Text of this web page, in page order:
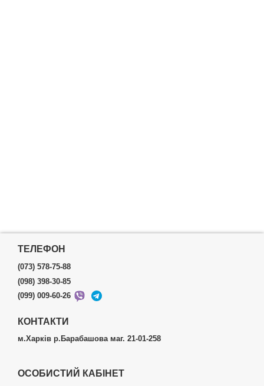
ТЕЛЕФОН
(073) 578-75-88
(098) 398-30-85
(099) 009-60-26
КОНТАКТИ
м.Харків р.Барабашова маг. 21-01-258
ОСОБИСТИЙ КАБІНЕТ